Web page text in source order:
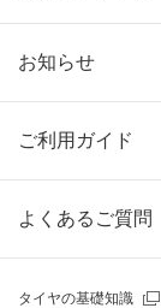
お知らせ
ご利用ガイド
よくあるご質問
タイヤの基礎知識